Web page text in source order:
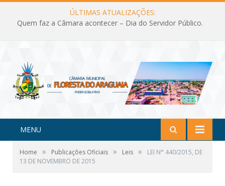
ÚLTIMAS ATUALIZAÇÕES:
Quem faz a Câmara acontecer – Dia do Servidor Público.
MENU
Home » Publicações Oficiais » Leis »
LEI N° 440/2015, DE
13 DE NOVEMBRO DE 2015